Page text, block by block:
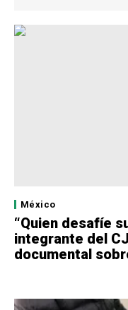
México
“Quien desafíe
integrante del
documental